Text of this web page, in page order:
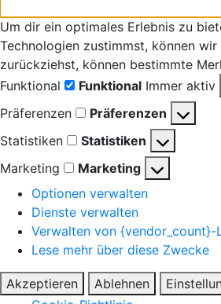
Um dir ein optimales Erlebnis zu
Technologien zustimmst, können
zurückziehst, können bestimmte
Funktional
Funktional Immer aktiv
Präferenzen
Präferenzen
Statistiken
Statistiken
Marketing
Marketing
Optionen verwalten
Dienste verwalten
Verwalten von {vendor_count}-
Lese mehr über diese Zwecke
Akzeptieren Ablehnen